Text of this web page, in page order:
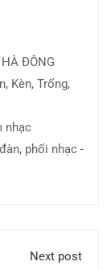
ĐÔNG
Kèn, Trống,
nhạc
phối nhạc -
Next post